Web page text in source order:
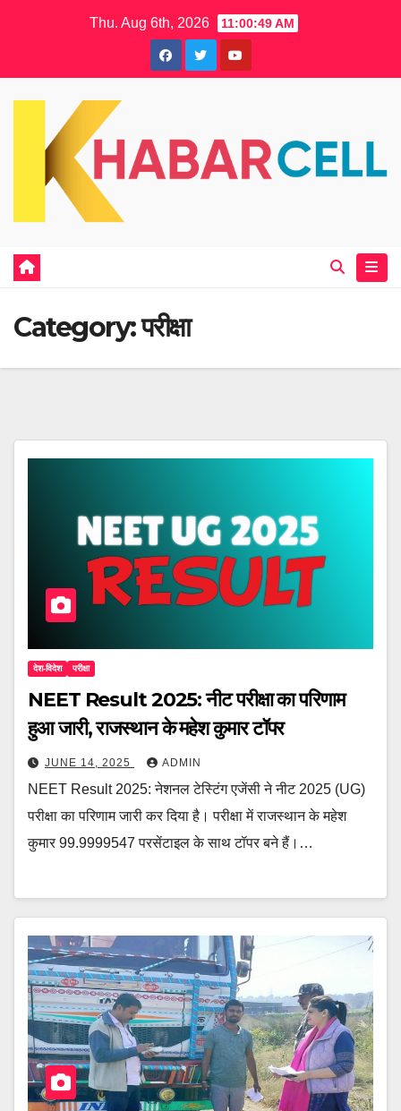
Thu. Aug 6th, 2026 11:00:50 AM
Category:परीक्षा
देश-विदेश परीक्षा
NEET Result 2025: नीट परीक्षा का परिणाम
हुआ जारी, राजस्थान के महेश कुमार टॉपर
JUNE 14, 2025 ADMIN
NEET Result 2025: नेशनल टेस्टिंग एजेंसी ने नीट 2025 (UG)
परीक्षा का परिणाम जारी कर दिया है। परीक्षा में राजस्थान के महेश
कुमार 99.9999547 परसेंटाइल के साथ टॉपर बने हैं।…